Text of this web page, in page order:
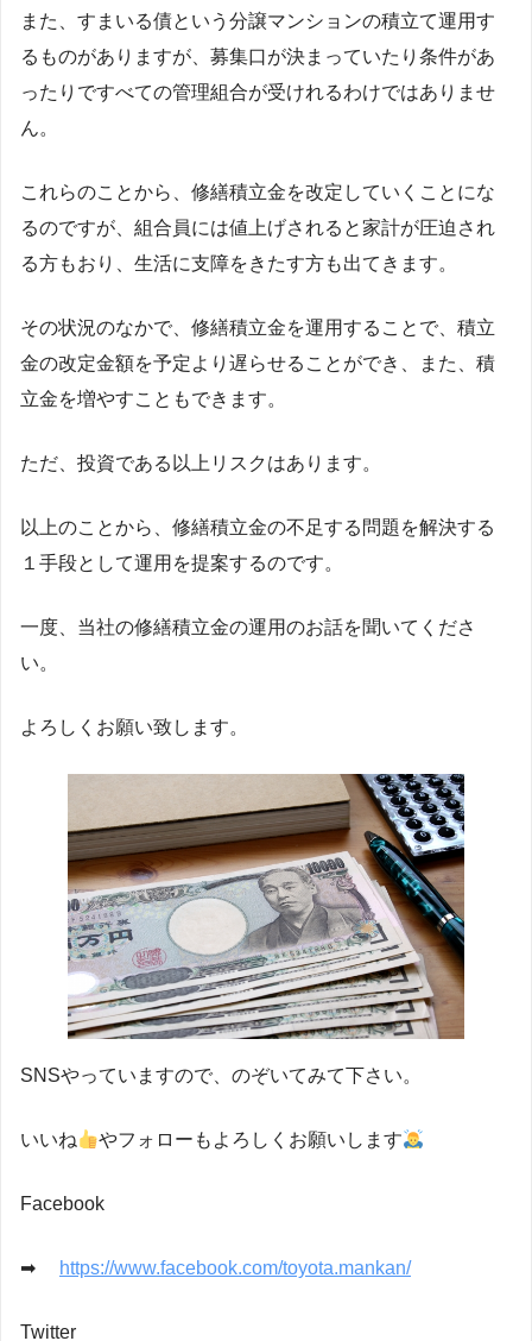
また、すまいる債という分譲マンションの積立て運用す
るものがありますが、募集口が決まっていたり条件があ
ったりですべての管理組合が受けれるわけではありませ
ん。
これらのことから、修繕積立金を改定していくことにな
るのですが、組合員には値上げされると家計が圧迫され
る方もおり、生活に支障をきたす方も出てきます。
その状況のなかで、修繕積立金を運用することで、積立
金の改定金額を予定より遅らせることができ、また、積
立金を増やすこともできます。
ただ、投資である以上リスクはあります。
以上のことから、修繕積立金の不足する問題を解決する
１手段として運用を提案するのです。
一度、当社の修繕積立金の運用のお話を聞いてくださ
い。
よろしくお願い致します。
SNSやっていますので、のぞいてみて下さい。
いいね やフォローもよろしくお願いします
Facebook
➡ https://www.facebook.com/toyota.mankan/
Twitter